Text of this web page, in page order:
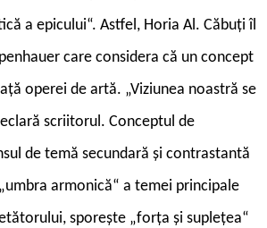
a epicului“. Astfel, Horia Al. Căbuți îl
care considera că un concept
operei de artă. „Viziunea noastră se
scriitorul. Conceptul de
de temă secundară și contrastantă
armonică“ a temei principale
sporește „forța și suplețea“